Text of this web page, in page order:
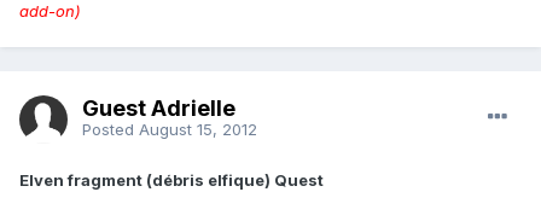
add-on)
Guest Adrielle
Posted August 15, 2012
Elven fragment (débris elfique) Quest